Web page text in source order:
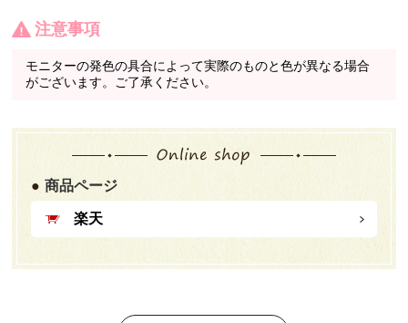
注意事項
モニターの発色の具合によって実際のものと色が異なる場合
がございます。ご了承ください。
商品ページ
楽天